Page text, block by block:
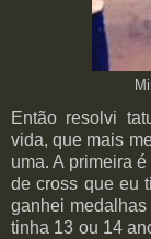
Então resolvi
vida, que mais
uma. A primeira
de cross que eu
ganhei
tinha 13 ou 14